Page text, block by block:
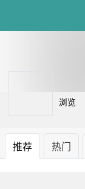
浏览
推荐 热门